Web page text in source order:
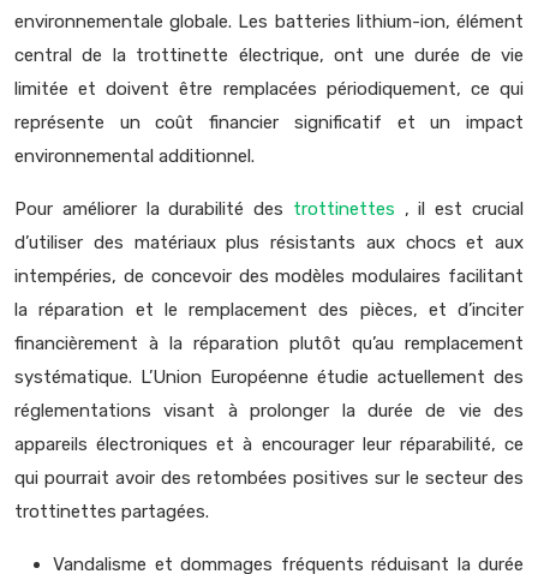
environnementale globale. Les batteries lithium-ion, élément
central de la trottinette électrique, ont une durée de vie
limitée et doivent être remplacées périodiquement, ce qui
représente un coût financier significatif et un impact
environnemental additionnel.
Pour améliorer la durabilité des trottinettes , il est crucial
d’utiliser des matériaux plus résistants aux chocs et aux
intempéries, de concevoir des modèles modulaires facilitant
la réparation et le remplacement des pièces, et d’inciter
financièrement à la réparation plutôt qu’au remplacement
systématique. L’Union Européenne étudie actuellement des
réglementations visant à prolonger la durée de vie des
appareils électroniques et à encourager leur réparabilité, ce
qui pourrait avoir des retombées positives sur le secteur des
trottinettes partagées.
Vandalisme et dommages fréquents réduisant la durée